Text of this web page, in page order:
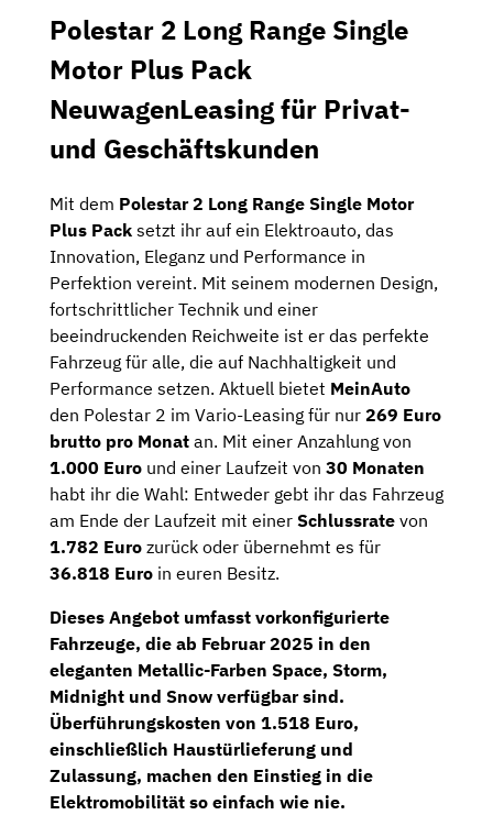
Polestar 2 Long Range Single
Motor Plus Pack
NeuwagenLeasing für Privat-
und Geschäftskunden
Mit dem Polestar 2 Long Range Single Motor
Plus Pack setzt ihr auf ein Elektroauto, das
Innovation, Eleganz und Performance in
Perfektion vereint. Mit seinem modernen Design,
fortschrittlicher Technik und einer
beeindruckenden Reichweite ist er das perfekte
Fahrzeug für alle, die auf Nachhaltigkeit und
Performance setzen. Aktuell bietet MeinAuto
den Polestar 2 im Vario-Leasing für nur 269 Euro
brutto pro Monat an. Mit einer Anzahlung von
1.000 Euro und einer Laufzeit von 30 Monaten
habt ihr die Wahl: Entweder gebt ihr das Fahrzeug
am Ende der Laufzeit mit einer Schlussrate von
1.782 Euro zurück oder übernehmt es für
36.818 Euro in euren Besitz.
Dieses Angebot umfasst vorkonfigurierte
Fahrzeuge, die ab Februar 2025 in den
eleganten Metallic-Farben Space, Storm,
Midnight und Snow verfügbar sind.
Überführungskosten von 1.518 Euro,
einschließlich Haustürlieferung und
Zulassung, machen den Einstieg in die
Elektromobilität so einfach wie nie.